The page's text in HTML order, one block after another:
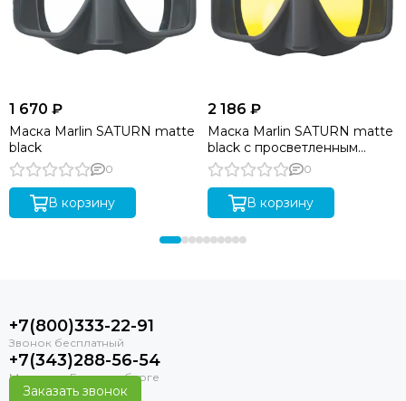
1 670 ₽
Маска Marlin SATURN matte
black
0
В корзину
2 186 ₽
Маска Marlin SATURN matte
black с просветленным
стеклом
0
В корзину
+7(800)333-22-91
+7(343)288-56-54
Заказать звонок